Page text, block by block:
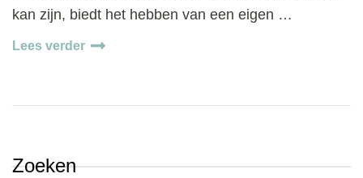
kan zijn, biedt het hebben van een eigen …
Lees verder
Zoeken